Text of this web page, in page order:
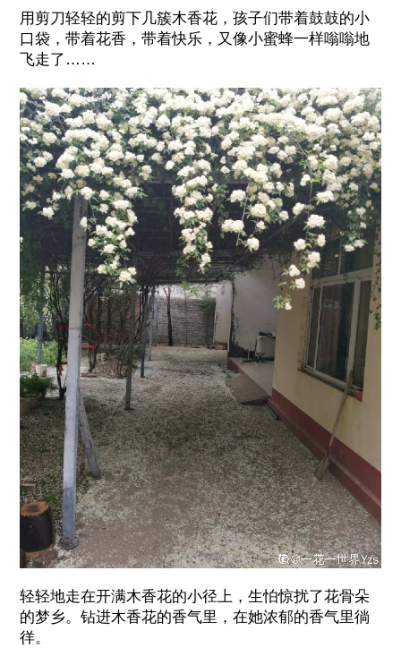
用剪刀轻轻的剪下几簇木香花，孩子们带着鼓鼓的小
口袋，带着花香，带着快乐，又像小蜜蜂一样嗡嗡地
飞走了……
轻轻地走在开满木香花的小径上，生怕惊扰了花骨朵
的梦乡。钻进木香花的香气里，在她浓郁的香气里徜
徉。